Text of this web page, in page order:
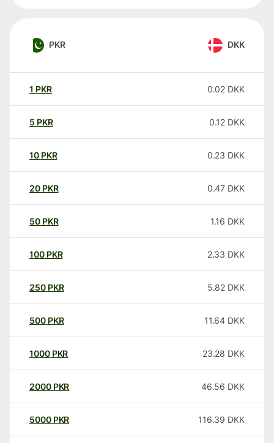
PKR DKK
1 PKR 0.02 DKK
5 PKR 0.12 DKK
10 PKR 0.23 DKK
20 PKR 0.47 DKK
50 PKR 1.16 DKK
100 PKR 2.33 DKK
250 PKR 5.82 DKK
500 PKR 11.64 DKK
1000 PKR 23.28 DKK
2000 PKR 46.56 DKK
5000 PKR 116.39 DKK